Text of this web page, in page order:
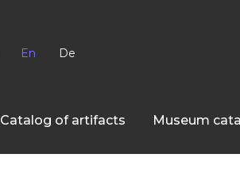
En De
Сatalog of artifacts Museum